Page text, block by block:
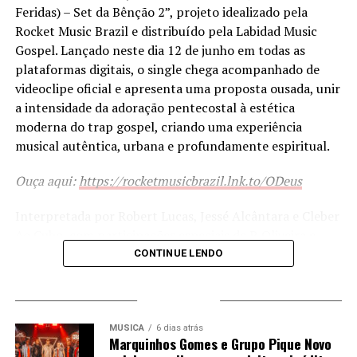
audiovisuais de qualidade e uma mensagem
integralmente centrada em Cristo, a Ophir vem
construindo uma trajetória consistente e se
consolidando como uma das maiores representantes da
música cristã contemporânea produzida na região Norte
do Brasil.
Espírito Santo, mostrando que essa comunhão deve
fazer parte não apenas dos momentos de culto ou
Feridas) – Set da Bênção 2”, projeto idealizado pela
Rocket Music Brazil e distribuído pela Labidad Music
Gospel. Lançado neste dia 12 de junho em todas as
plataformas digitais, o single chega acompanhado de
videoclipe oficial e apresenta uma proposta ousada, unir
a intensidade da adoração pentecostal à estética
moderna do trap gospel, criando uma experiência
musical autêntica, urbana e profundamente espiritual.
Ouça aqui:https://rocketmusicbrazil.lnk.to/ODeus
Thalita Santana, a faixa traz uma mensagem de cura,
que nasceu para aproximar a linguagem da música
urbana da mensagem cristã, especialmente entre os
CONTINUE LENDO
MÚSICA 6 dias atrás
Marquinhos Gomes e Grupo Pique Novo